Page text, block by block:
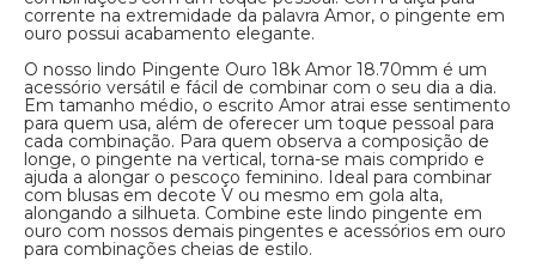
corrente na extremidade da palavra Amor, o pingente em
ouro possui acabamento elegante.
O nosso lindo Pingente Ouro 18k Amor 18.70mm é um
acessório versátil e fácil de combinar com o seu dia a dia.
Em tamanho médio, o escrito Amor atrai esse sentimento
para quem usa, além de oferecer um toque pessoal para
cada combinação. Para quem observa a composição de
longe, o pingente na vertical, torna-se mais comprido e
ajuda a alongar o pescoço feminino. Ideal para combinar
com blusas em decote V ou mesmo em gola alta,
alongando a silhueta. Combine este lindo pingente em
ouro com nossos demais pingentes e acessórios em ouro
para combinações cheias de estilo.